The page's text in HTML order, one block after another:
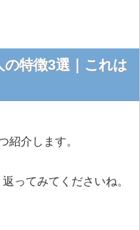
特徴3選｜これは
紹介します。
ってみてくださいね。